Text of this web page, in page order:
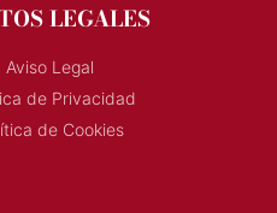
LEGALES
Aviso Legal
de Privacidad
de Cookies